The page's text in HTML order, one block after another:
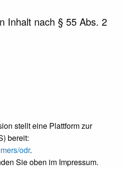
Inhalt nach § 55 Abs. 2
stellt eine Plattform zur
bereit:
odr.
Sie oben im Impressum.